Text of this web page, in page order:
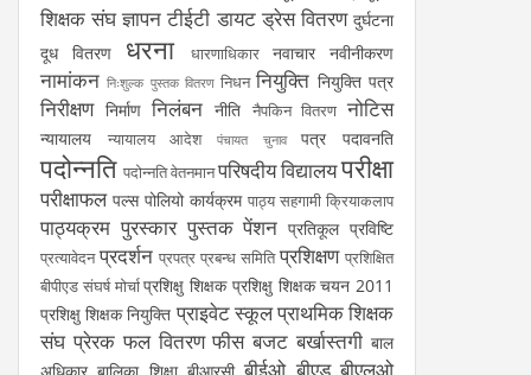
शिक्षक संघ ज्ञापन टीईटी डायट ड्रेस वितरण दुर्घटना
दूध वितरण
धरना धारणाधिकार नवाचार नवीनीकरण
नामांकन निःशुल्क पुस्तक वितरण निधन नियुक्ति नियुक्ति पत्र
निरीक्षण निर्माण निलंबन नीति नैपकिन वितरण नोटिस
न्यायालय न्यायालय आदेश पंचायत चुनाव पत्र पदावनति
पदोन्नति पदोन्नति वेतनमानपरिषदीय विद्यालयपरीक्षा
परीक्षाफल पल्स पोलियो कार्यक्रम पाठ्य सहगामी क्रियाकलाप
पाठ्यक्रम पुरस्कार पुस्तक पेंशन प्रतिकूल प्रविष्टि
प्रत्यावेदन प्रदर्शन प्रपत्र प्रबन्ध समिति प्रशिक्षण प्रशिक्षित
बीपीएड संघर्ष मोर्चा प्रशिक्षु शिक्षक प्रशिक्षु शिक्षक चयन 2011
प्रशिक्षु शिक्षक नियुक्ति प्राइवेट स्कूलप्राथमिक शिक्षक
संघ प्रेरक फल वितरण फीस बजट बर्खास्तगी बाल